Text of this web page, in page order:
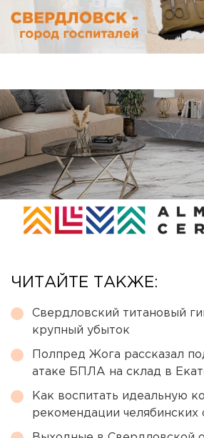
ЧИТАЙТЕ ТАКЖЕ:
Свердловский титановый
крупный убыток
Полпред Жога рассказал
атаке БПЛА на склад в
Как воспитать идеальную
рекомендации челябинских